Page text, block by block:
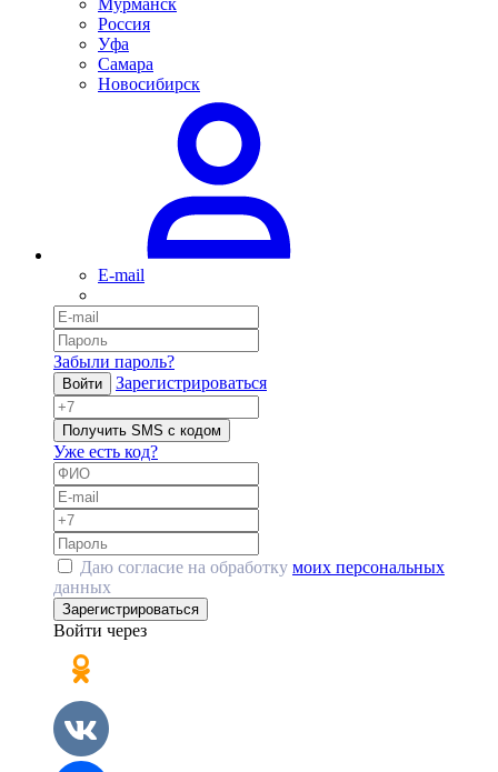
Мурманск
Россия
Уфа
Самара
Новосибирск
E-mail
Забыли пароль?
Войти Зарегистрироваться
Получить SMS с кодом
Уже есть код?
Даю согласие на обработку моих персональных
данных
Зарегистрироваться
Войти через